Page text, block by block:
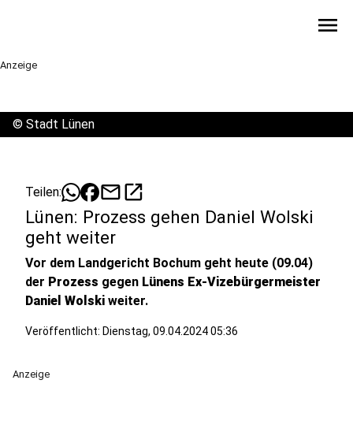
menu
Anzeige
© Stadt Lünen
Teilen: mailopen_in_new
Lünen: Prozess gehen Daniel Wolski
geht weiter
Vor dem Landgericht Bochum geht heute (09.04)
der Prozess gegen Lünens Ex-Vizebürgermeister
Daniel Wolski weiter.
Veröffentlicht: Dienstag, 09.04.2024 05:36
Anzeige